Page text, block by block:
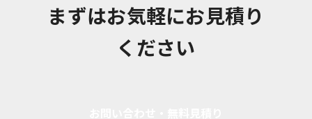
まずはお気軽にお見積り
ください